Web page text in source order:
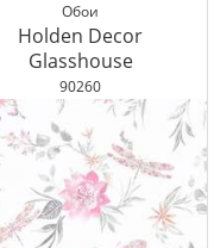
Обои
Holden Decor
Glasshouse
90260